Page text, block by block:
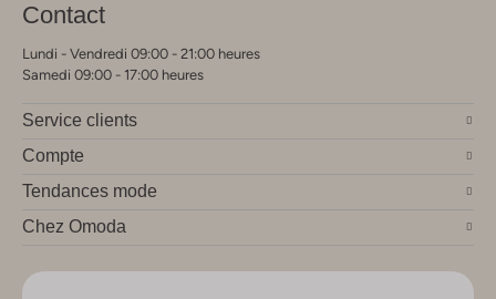
Contact
Lundi - Vendredi 09:00 - 21:00 heures
Samedi 09:00 - 17:00 heures
Service clients
Compte
Tendances mode
Chez Omoda